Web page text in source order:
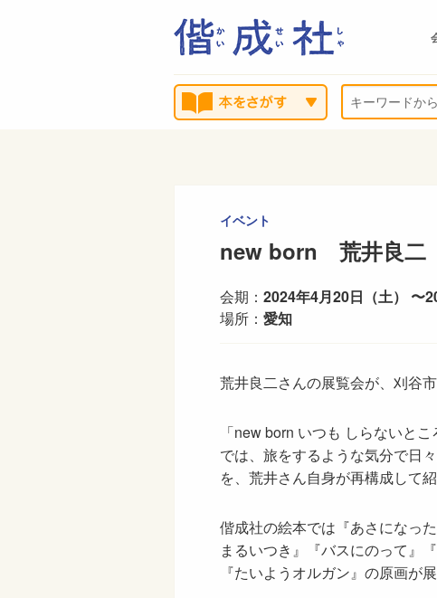
イベント
new born 荒井良二
会期： 2024年4月20日（土） 〜
場所： 愛知
荒井良二さんの展覧会が、刈谷
「new born いつも しらないと
では、旅をするような気分で日
を、荒井さん自身が再構成して紹
偕成社の絵本では『あさになっ
まるいつき』『バスにのって』
『たいようオルガン』の原画が